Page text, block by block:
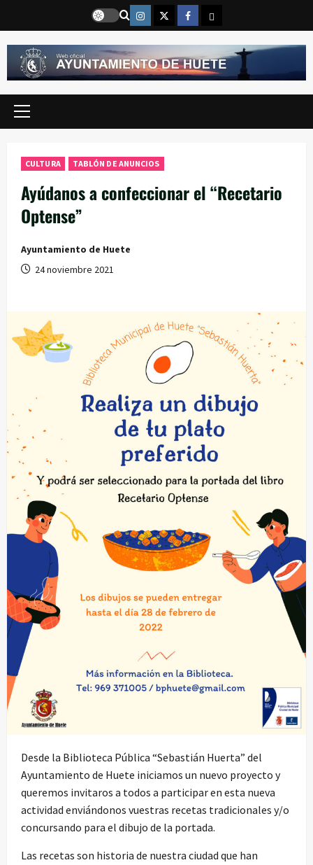
contenido
Instragram
TwitterFacebook
Email
Menú
CULTURA TABLÓN DE ANUNCIOS
Ayúdanos a confeccionar el “Recetario
Optense”
Ayuntamiento de Huete
24 noviembre 2021
Desde la Biblioteca Pública “Sebastián Huerta” del
Ayuntamiento de Huete iniciamos un nuevo proyecto y
queremos invitaros a todos a participar en esta nueva
actividad enviándonos vuestras recetas tradicionales y/o
concursando para el dibujo de la portada.
Las recetas son historia de nuestra ciudad que han